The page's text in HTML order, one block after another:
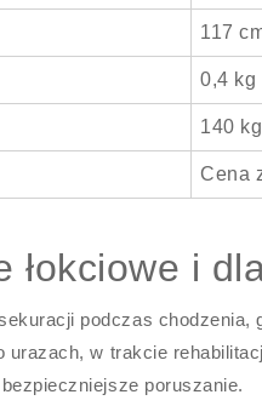
117
0,4 kg
140 kg
Cena
łokciowe i
podczas
urazach, w trakcie
poruszanie.